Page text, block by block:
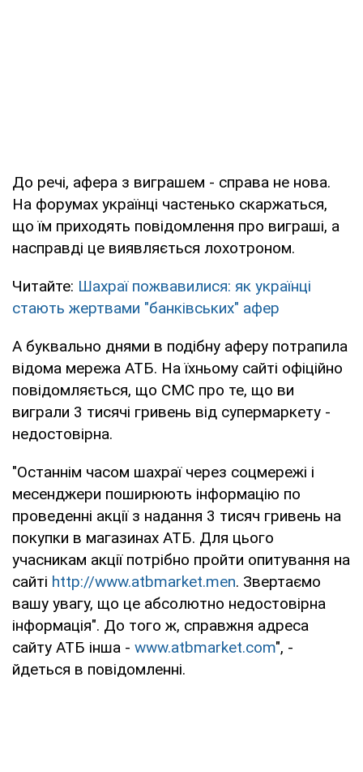
До речі, афера з виграшем - справа не нова.
На форумах українці частенько скаржаться,
що їм приходять повідомлення про виграші, а
насправді це виявляється лохотроном.
Читайте: Шахраї пожвавилися: як українці
стають жертвами "банківських" афер
А буквально днями в подібну аферу потрапила
відома мережа АТБ. На їхньому сайті офіційно
повідомляється, що СМС про те, що ви
виграли 3 тисячі гривень від супермаркету -
недостовірна.
"Останнім часом шахраї через соцмережі і
месенджери поширюють інформацію по
проведенні акції з надання 3 тисяч гривень на
покупки в магазинах АТБ. Для цього
учасникам акції потрібно пройти опитування на
сайті http://www.atbmarket.men. Звертаємо
вашу увагу, що це абсолютно недостовірна
інформація". До того ж, справжня адреса
сайту АТБ інша - www.atbmarket.com", -
йдеться в повідомленні.